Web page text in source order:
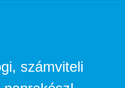
számviteli